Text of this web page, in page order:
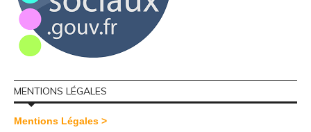
MENTIONS LÉGALES
Mentions Légales >